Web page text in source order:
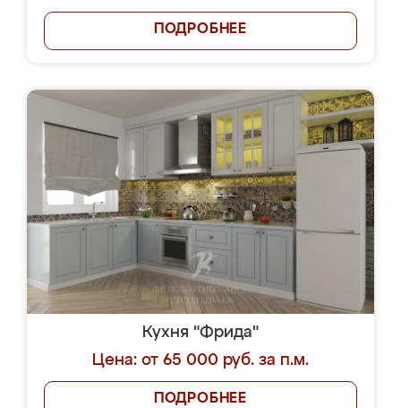
ПОДРОБНЕЕ
Кухня "Фрида"
Цена: от 65 000 руб. за п.м.
ПОДРОБНЕЕ